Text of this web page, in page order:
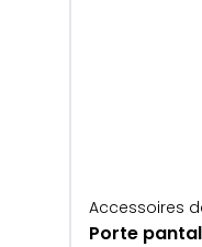
Accessoires
Porte